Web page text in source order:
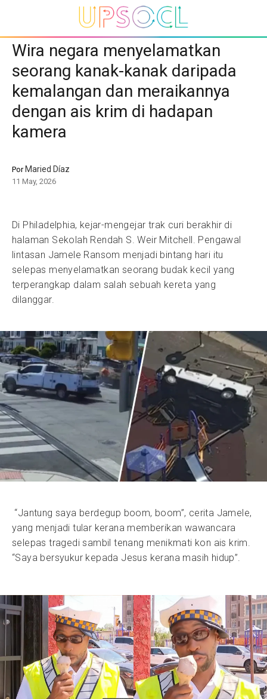
Wira negara menyelamatkan
seorang kanak-kanak daripada
kemalangan dan meraikannya
dengan ais krim di hadapan
kamera
Por Maried Díaz
11 May, 2026
Di Philadelphia, kejar-mengejar trak curi berakhir di
halaman Sekolah Rendah S. Weir Mitchell. Pengawal
lintasan Jamele Ransom menjadi bintang hari itu
selepas menyelamatkan seorang budak kecil yang
terperangkap dalam salah sebuah kereta yang
dilanggar.
“Jantung saya berdegup boom, boom”, cerita Jamele,
yang menjadi tular kerana memberikan wawancara
selepas tragedi sambil tenang menikmati kon ais krim.
“Saya bersyukur kepada Jesus kerana masih hidup”.